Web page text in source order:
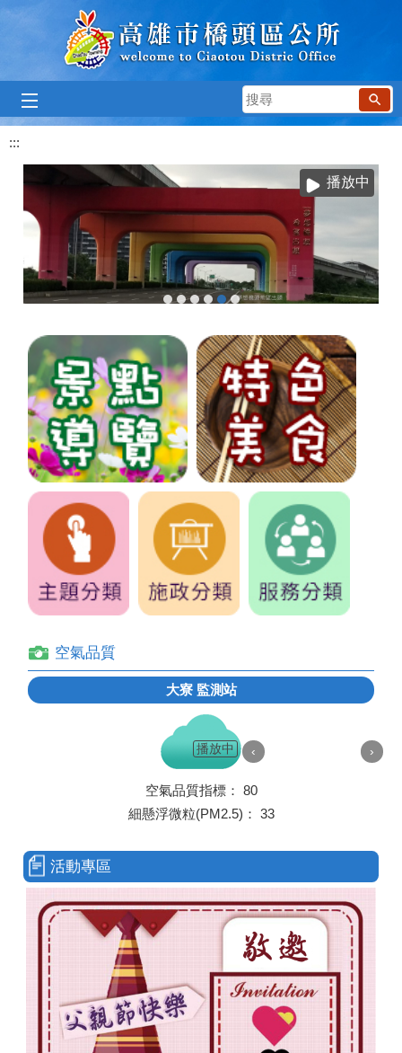
跳到主要內容區塊
搜
尋
:::
播放中
空氣品質
大寮監測站
空氣品質指標： 80
細懸浮微粒(PM2.5)： 33
播放中 ‹ ›
活動專區